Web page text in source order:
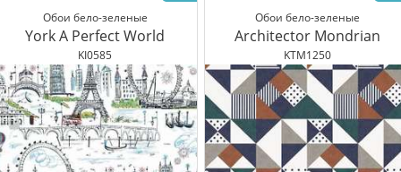
Обои бело-зеленые
York A Perfect World
KI0585
Обои бело-зеленые
Architector Mondrian
KTM1250